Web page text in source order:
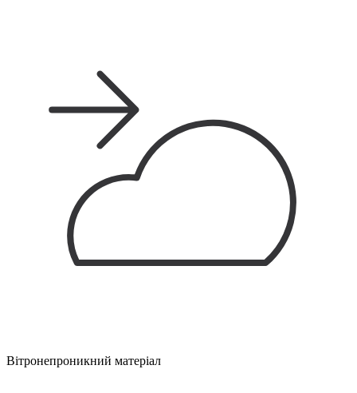
Вітронепроникний матеріал